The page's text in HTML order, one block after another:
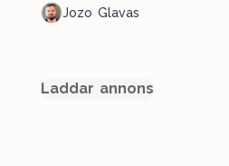
Jozo Glavas
Laddar annons